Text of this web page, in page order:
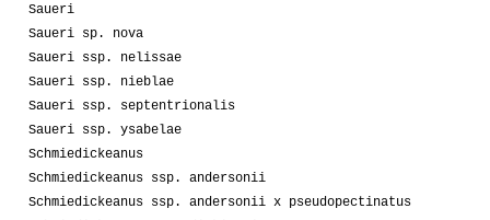
Saueri
Saueri sp. nova
Saueri ssp. nelissae
Saueri ssp. nieblae
Saueri ssp. septentrionalis
Saueri ssp. ysabelae
Schmiedickeanus
Schmiedickeanus ssp. andersonii
Schmiedickeanus ssp. andersonii x pseudopectinatus